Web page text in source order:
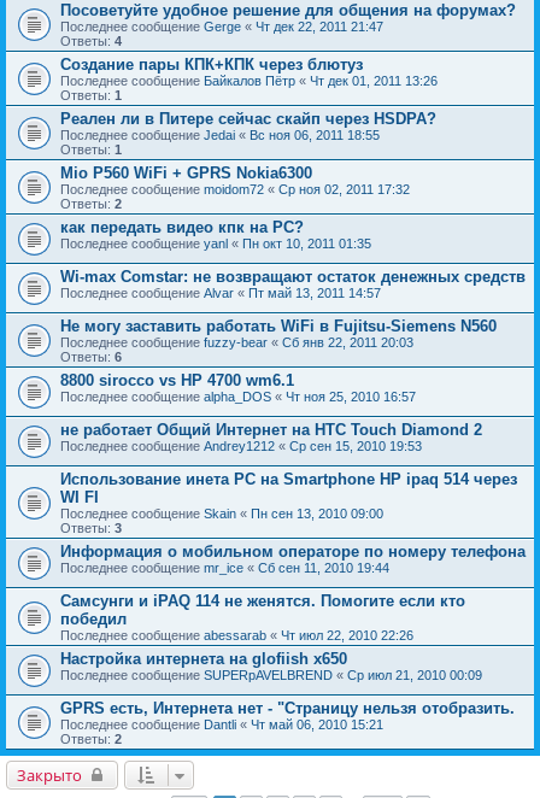
Посоветуйте удобное решение для общения на форумах?
Последнее сообщение Gerge « Чт дек 22, 2011 21:47
Ответы: 4
Создание пары КПК+КПК через блютуз
Последнее сообщение Байкалов Пётр « Чт дек 01, 2011 13:26
Ответы: 1
Реален ли в Питере сейчас скайп через HSDPA?
Последнее сообщение Jedai « Вс ноя 06, 2011 18:55
Ответы: 1
Mio P560 WiFi + GPRS Nokia6300
Последнее сообщение moidom72 « Ср ноя 02, 2011 17:32
Ответы: 2
как передать видео кпк на PC?
Последнее сообщение yanl « Пн окт 10, 2011 01:35
Wi-max Comstar: не возвращают остаток денежных средств
Последнее сообщение Alvar « Пт май 13, 2011 14:57
Не могу заставить работать WiFi в Fujitsu-Siemens N560
Последнее сообщение fuzzy-bear « Сб янв 22, 2011 20:03
Ответы: 6
8800 sirocco vs HP 4700 wm6.1
Последнее сообщение alpha_DOS « Чт ноя 25, 2010 16:57
не работает Общий Интернет на HTC Touch Diamond 2
Последнее сообщение Andrey1212 « Ср сен 15, 2010 19:53
Использование инета PC на Smartphone HP ipaq 514 через
WI FI
Последнее сообщение Skain « Пн сен 13, 2010 09:00
Ответы: 3
Информация о мобильном операторе по номеру телефона
Последнее сообщение mr_ice « Сб сен 11, 2010 19:44
Самсунги и iPAQ 114 не женятся. Помогите если кто
победил
Последнее сообщение abessarab « Чт июл 22, 2010 22:26
Настройка интернета на glofiish x650
Последнее сообщение SUPERpAVELBREND « Ср июл 21, 2010 00:09
GPRS есть, Интернета нет - "Страницу нельзя отобразить.
Последнее сообщение Dantli « Чт май 06, 2010 15:21
Ответы: 2
Закрыто